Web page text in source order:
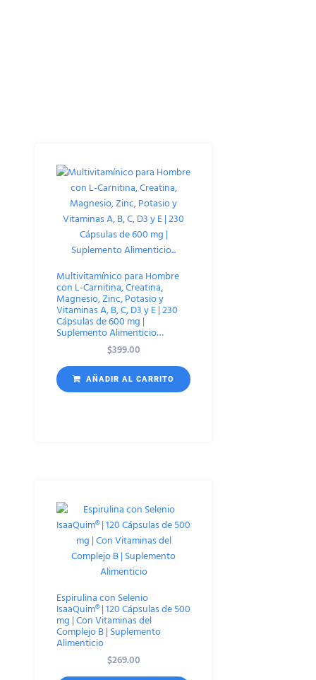
Multivitamínico para Hombre
con L-Carnitina, Creatina,
Magnesio, Zinc, Potasio y
Vitaminas A, B, C, D3 y E | 230
Cápsulas de 600 mg |
Suplemento Alimenticio…
$399.00
AÑADIR AL CARRITO
Espirulina con Selenio
IsaaQuim® | 120 Cápsulas de 500
mg | Con Vitaminas del
Complejo B | Suplemento
Alimenticio
$269.00